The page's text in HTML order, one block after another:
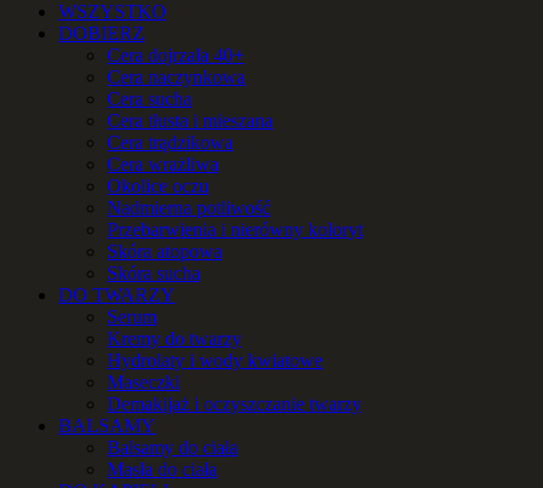
WSZYSTKO
DOBIERZ
Cera dojrzała 40+
Cera naczynkowa
Cera sucha
Cera tłusta i mieszana
Cera trądzikowa
Cera wrażliwa
Okolice oczu
Nadmierna potliwość
Przebarwienia i nierówny koloryt
Skóra atopowa
Skóra sucha
DO TWARZY
Serum
Kremy do twarzy
Hydrolaty i wody kwiatowe
Maseczki
Demakijaż i oczyszczanie twarzy
BALSAMY
Balsamy do ciała
Masła do ciała